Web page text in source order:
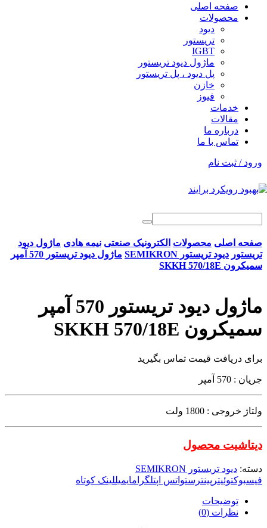
صفحه اصلی
محصولات
دیود
تریستور
IGBT
ماژول دیود تریستور
پل دیود ، پل تریستور
خازن
فیوز
خدمات
مقالات
درباره ما
تماس با ما
ورود / ثبت نام
صفحه اصلی محصولات الکترونیک صنعتی نیمه هادی ماژول دیود
تریستور دیود تریستور SEMIKRON
ماژول دیود تریستور 570 آمپر
سمیکرون SKKH 570/18E
ماژول دیود تریستور 570 آمپر
سمیکرون SKKH 570/18E
برای دریافت قیمت تماس بگیرید
جریان : آمپر
ولتاژ خروجی : 1800 ولت
دیتاشیت محصول
دسته: دیود تریستور SEMIKRON
فیسبوکتوئیتر پینترستواتس اپتلگرامایمیللینک کوتاه
توضیحات
نظرات (0)